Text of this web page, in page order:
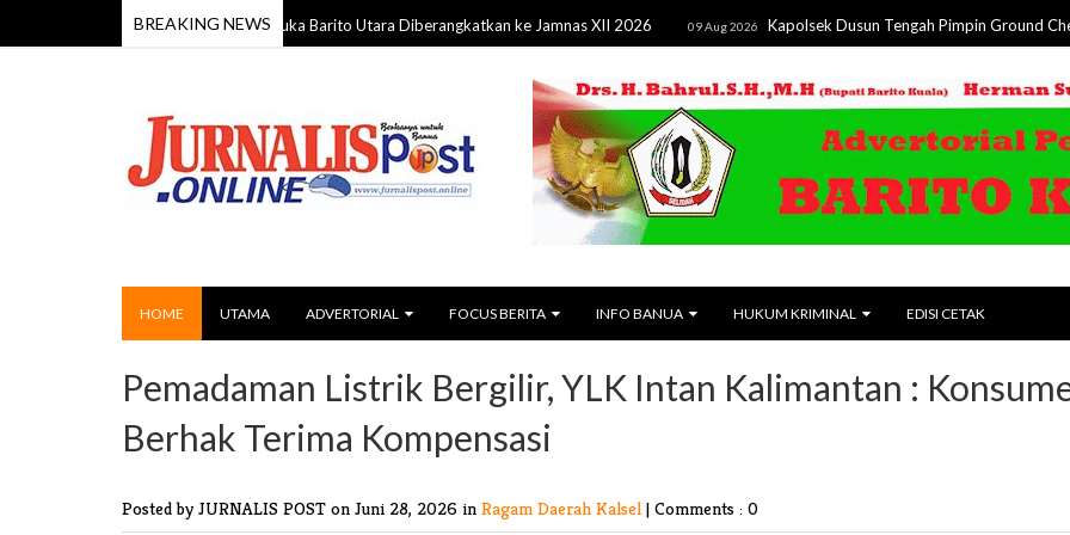
BREAKING NEWS
58 Anggota Kontingen Pramuka Barito Utara Diberangkatkan ke Jamnas XII 2026 09 Aug 2026 Kapolsek Dusun Tengah Pimpin Ground Check
HOME UTAMA ADVERTORIAL FOCUS BERITA INFO BANUA HUKUM KRIMINAL EDISI CETAK
Pemadaman Listrik Bergilir, YLK Intan Kalimantan :
Berhak Terima Kompensasi
Posted by JURNALIS POST on Juni 28, 2026 in Ragam Daerah Kalsel | Comments : 0